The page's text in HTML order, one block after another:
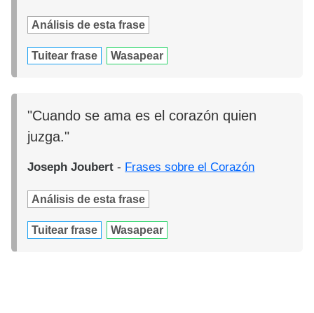
Análisis de esta frase
Tuitear frase Wasapear
"Cuando se ama es el corazón quien
juzga."
Joseph Joubert - Frases sobre el Corazón
Análisis de esta frase
Tuitear frase Wasapear